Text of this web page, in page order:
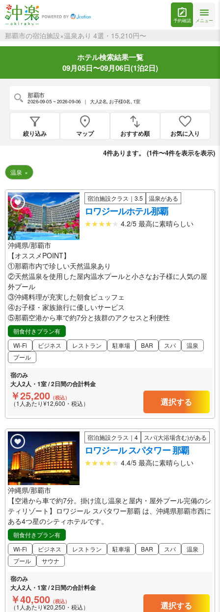
予約確認 メニュー
那覇市の宿泊施設×温泉あり 4選・15,210円〜
ホテル検索結果一覧
09月05日〜09月06日(1泊2日)
那覇市
2026-09-05 ~ 2026-09-06 ｜ 大人2名, お子様0名, 1室
絞り込み マップ おすすめ順 お気に入り
4件あります。 (1件〜4件を表示を表示)
温泉 ×
宿泊施設クラス｜3.5 温泉がある
ロワジールホテル那覇
4.2/5 最高に素晴らしい
沖縄県/那覇市
【オススメPOINT】
①那覇市内で珍しい天然温泉あり
②天然温泉を使用した屋内温水プールと小さなお子様に人気の屋
外プール
③沖縄料理が充実した朝食ビュッフェ
④お子様・家族旅行に優しいサービス
⑤那覇空港から車で約7分と抜群のアクセスと利便性
朝食付きプラン有
Wi-Fi
ビジネス レストラン 駐車場 BAR スパ
温泉
プール
宿のみ
大人2人・1室 / 2日間の合計料金
￥25,200 （税込）
（1人あたり¥12,600・税込） 選択する
宿泊施設クラス｜4 スパ(大浴場含む)がある
ロワジール スパタワー 那覇
4.4/5 最高に素晴らしい
沖縄県/那覇市
【空港から車で約7分。掛け流し温泉と屋内・屋外プール完備のシ
ティリゾート】ロワジール スパタワー那覇 は、沖縄県那覇市西に
ある4つ星のシティホテルです。
朝食付きプラン有
Wi-Fi
ビジネス レストラン 駐車場 BAR スパ
温泉
プール
サウナ
宿のみ
大人2人・1室 / 2日間の合計料金
￥40,500 （税込）
（1人あたり¥20,250・税込） 選択する